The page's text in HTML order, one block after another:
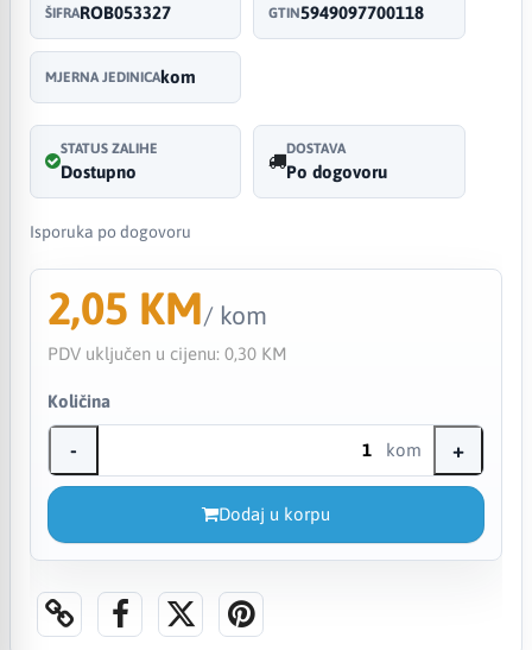
ŠIFRAROB053327 GTIN5949097700118
MJERNA JEDINICAkom
STATUS ZALIHE
Dostupno
DOSTAVA
Po dogovoru
Isporuka po dogovoru
2,05 KM/ kom
PDV uključen u cijenu: 0,30 KM
Količina
- kom +
Dodaj u korpu